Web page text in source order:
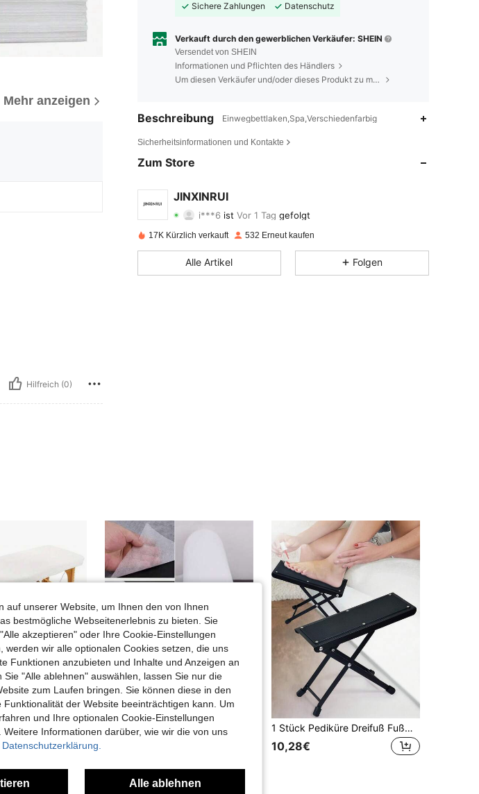
Mehr anzeigen
Hilfreich (0)
Sichere Zahlungen
Datenschutz
Verkauft durch den gewerblichen Verkäufer: SHEIN
Versendet von SHEIN
Informationen und Pflichten des Händlers
Um diesen Verkäufer und/oder dieses Produkt zu melden
Beschreibung Einwegbettlaken,Spa,Verschiedenfarbig
Sicherheitsinformationen und Kontakte
Zum Store
JINXINRUI
4,65 47 212
4,65 Bewertung 47 Artikel 212
4,65 47 212
17K Kürzlich verkauft 532 Erneut kaufen
Alle Artikel Folgen
10/20/50 Stücke Noverlife Einweg-Spannbetttücher für Massagetische 88,9 x 213,36 cm, Spa-Bettbezüge, atmungsaktiver Vliesstoff Massagetisch Schutzbezug, Einmalgebrauch für Beauty-Salon Gesichts- und Körperpflege Behandlungen 1 Stück Pediküre Dreifuß Fußmassage Schönheit Dreifuß rutschfester Gummi Zehnagelpflege Ständer verstellbar Fußpedal Zuhause Pediküre Pediküre Dreifuß Metall Fußhocker verstellbar klappbar Ständer Pedal
10,28€
auf unserer Website, um Ihnen den von Ihnen
bestmögliche Webseitenerlebnis zu bieten. Sie
akzeptieren" oder Ihre Cookie-Einstellungen
wir alle optionalen Cookies setzen, die uns
Funktionen anzubieten und Inhalte und Anzeigen an
"Alle ablehnen" auswählen, lassen Sie nur die
zum Laufen bringen. Sie können diese in den
der Website beeinträchtigen kann. Um
und Ihre optionalen Cookie-Einstellungen
Informationen darüber, wie wir die von uns
Alle ablehnen